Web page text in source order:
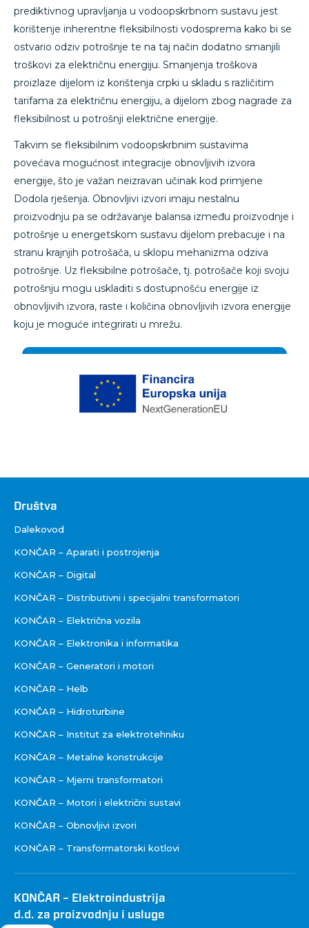
prediktivnog upravljanja u vodoopskrbnom sustavu jest
korištenje inherentne fleksibilnosti vodosprema kako bi se
ostvario odziv potrošnje te na taj način dodatno smanjili
troškovi za električnu energiju. Smanjenja troškova
proizlaze dijelom iz korištenja crpki u skladu s različitim
tarifama za električnu energiju, a dijelom zbog nagrade za
fleksibilnost u potrošnji električne energije.
Takvim se fleksibilnim vodoopskrbnim sustavima
povećava mogućnost integracije obnovljivih izvora
energije, što je važan neizravan učinak kod primjene
Dodola rješenja. Obnovljivi izvori imaju nestalnu
proizvodnju pa se održavanje balansa između proizvodnje i
potrošnje u energetskom sustavu dijelom prebacuje i na
stranu krajnjih potrošača, u sklopu mehanizma odziva
potrošnje. Uz fleksibilne potrošače, tj. potrošače koji svoju
potrošnju mogu uskladiti s dostupnošću energije iz
obnovljivih izvora, raste i količina obnovljivih izvora energije
koju je moguće integrirati u mrežu.
Društva
Društva
Dalekovod
KONČAR – Aparati i postrojenja
KONČAR – Digital
KONČAR – Distributivni i specijalni transformatori
KONČAR – Električna vozila
KONČAR – Elektronika i informatika
KONČAR – Generatori i motori
KONČAR – Helb
KONČAR – Hidroturbine
KONČAR – Institut za elektrotehniku
KONČAR – Metalne konstrukcije
KONČAR – Mjerni transformatori
KONČAR – Motori i električni sustavi
KONČAR – Obnovljivi izvori
KONČAR – Transformatorski kotlovi
KONČAR – Elektroindustrija
d.d. za proizvodnju i usluge